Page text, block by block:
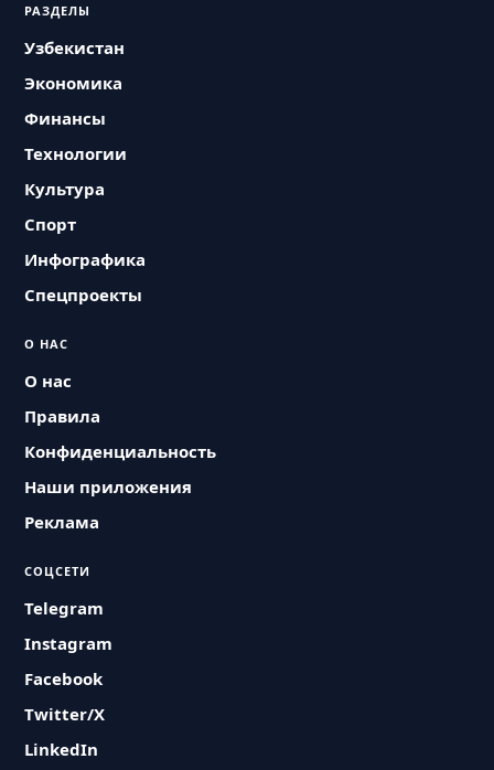
РАЗДЕЛЫ
Узбекистан
Экономика
Финансы
Технологии
Культура
Спорт
Инфографика
Спецпроекты
О НАС
О нас
Правила
Конфиденциальность
Наши приложения
Реклама
СОЦСЕТИ
Telegram
Instagram
Facebook
Twitter/X
LinkedIn